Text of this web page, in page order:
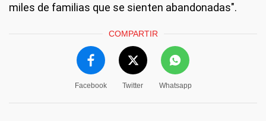
miles de familias que se sienten abandonadas".
COMPARTIR
Facebook Twitter Whatsapp